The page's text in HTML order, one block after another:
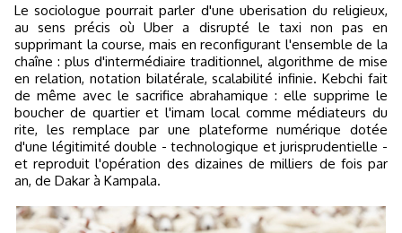
Le sociologue pourrait parler d'une uberisation du religieux,
au sens précis où Uber a disrupté le taxi non pas en
supprimant la course, mais en reconfigurant l'ensemble de la
chaîne : plus d'intermédiaire traditionnel, algorithme de mise
en relation, notation bilatérale, scalabilité infinie. Kebchi fait
de même avec le sacrifice abrahamique : elle supprime le
boucher de quartier et l'imam local comme médiateurs du
rite, les remplace par une plateforme numérique dotée
d'une légitimité double - technologique et jurisprudentielle -
et reproduit l'opération des dizaines de milliers de fois par
an, de Dakar à Kampala.